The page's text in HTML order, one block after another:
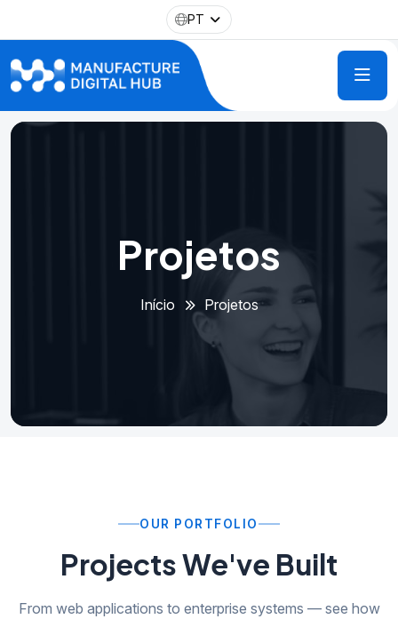
PT
Projetos
Início Projetos
OUR PORTFOLIO
Projects We've Built
From web applications to enterprise systems — see how